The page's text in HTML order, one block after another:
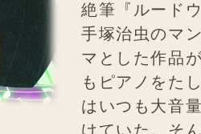
絶筆『ルード
手塚治虫のマ
マとした作品
もピアノをた
はいつも大音
けていた。そ